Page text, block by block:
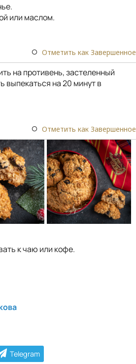
или маслом.
Отметить как Завершенное
на противень, застеленный
выпекаться на 20 минут в
Отметить как Завершенное
к чаю или кофе.
Telegram